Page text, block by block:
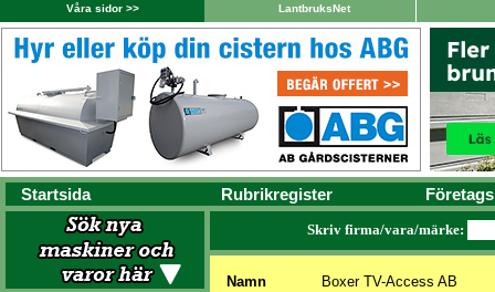
Våra sidor >> LantbruksNet
Startsida Rubrikregister
Skriv firma/vara/märke:
Namn
Boxer TV-Access AB